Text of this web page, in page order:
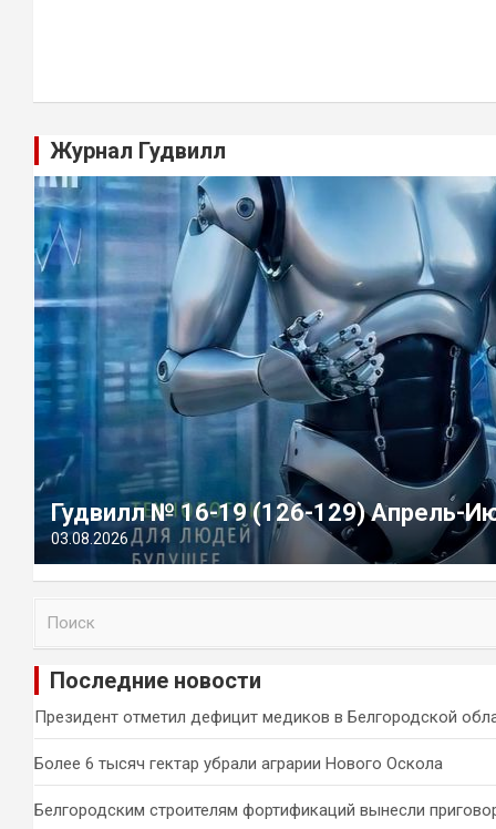
Журнал Гудвилл
Гудвилл № 16-19 (126-129) Апрель-
03.08.2026
и
Последние новости
Президент отметил дефицит медиков в Белгородской
Более 6 тысяч гектар убрали аграрии Нового Оскола
Белгородским строителям фортификаций вынесли